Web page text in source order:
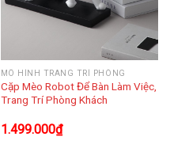
MÔ HÌNH TRANG TRÍ PHÒNG
Cặp Mèo Robot Để Bàn Làm Việc,
Trang Trí Phòng Khách
1.499.000₫